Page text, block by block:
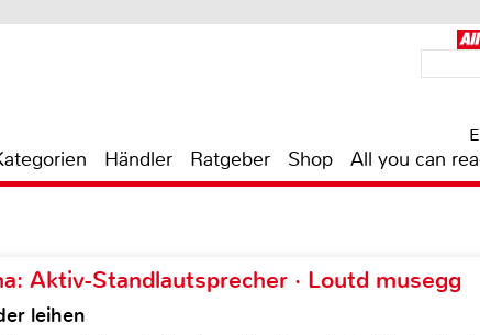
Händler Ratgeber Shop All you can
Aktiv-Standlautsprecher · Loutd musegg
leihen